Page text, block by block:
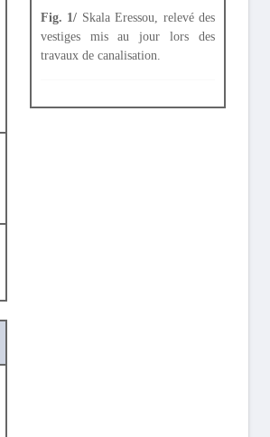
Fig. 1/ Skala Eressou, relevé des
vestiges mis au jour lors des
travaux de canalisation.